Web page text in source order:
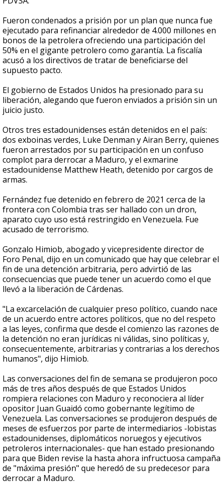
Fueron condenados a prisión por un plan que nunca fue
ejecutado para refinanciar alrededor de 4.000 millones en
bonos de la petrolera ofreciendo una participación del
50% en el gigante petrolero como garantía. La fiscalía
acusó a los directivos de tratar de beneficiarse del
supuesto pacto.
El gobierno de Estados Unidos ha presionado para su
liberación, alegando que fueron enviados a prisión sin un
juicio justo.
Otros tres estadounidenses están detenidos en el país:
dos exboinas verdes, Luke Denman y Airan Berry, quienes
fueron arrestados por su participación en un confuso
complot para derrocar a Maduro, y el exmarine
estadounidense Matthew Heath, detenido por cargos de
armas.
Fernández fue detenido en febrero de 2021 cerca de la
frontera con Colombia tras ser hallado con un dron,
aparato cuyo uso está restringido en Venezuela. Fue
acusado de terrorismo.
Gonzalo Himiob, abogado y vicepresidente director de
Foro Penal, dijo en un comunicado que hay que celebrar el
fin de una detención arbitraria, pero advirtió de las
consecuencias que puede tener un acuerdo como el que
llevó a la liberación de Cárdenas.
"La excarcelación de cualquier preso político, cuando nace
de un acuerdo entre actores políticos, que no del respeto
a las leyes, confirma que desde el comienzo las razones de
la detención no eran jurídicas ni válidas, sino políticas y,
consecuentemente, arbitrarias y contrarias a los derechos
humanos", dijo Himiob.
Las conversaciones del fin de semana se produjeron poco
más de tres años después de que Estados Unidos
rompiera relaciones con Maduro y reconociera al líder
opositor Juan Guaidó como gobernante legítimo de
Venezuela. Las conversaciones se produjeron después de
meses de esfuerzos por parte de intermediarios -lobistas
estadounidenses, diplomáticos noruegos y ejecutivos
petroleros internacionales- que han estado presionando
para que Biden revise la hasta ahora infructuosa campaña
de "máxima presión" que heredó de su predecesor para
derrocar a Maduro.